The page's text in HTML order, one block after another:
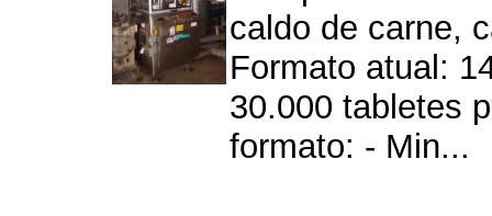
caldo de carne,
Formato atual:
30.000 tabletes
formato: - Min...